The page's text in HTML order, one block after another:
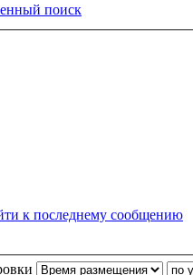
поиск
к последнему сообщению